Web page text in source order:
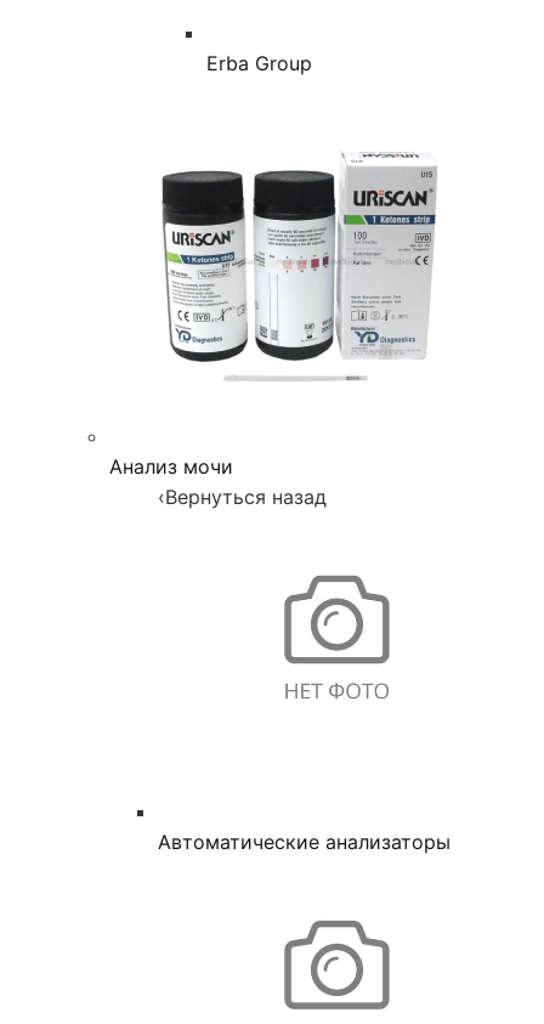
Erba Group
Анализ мочи
‹Вернуться назад
Автоматические анализаторы